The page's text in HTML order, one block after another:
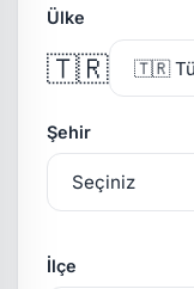
Ülke
🇹🇷
Şehir
İlçe